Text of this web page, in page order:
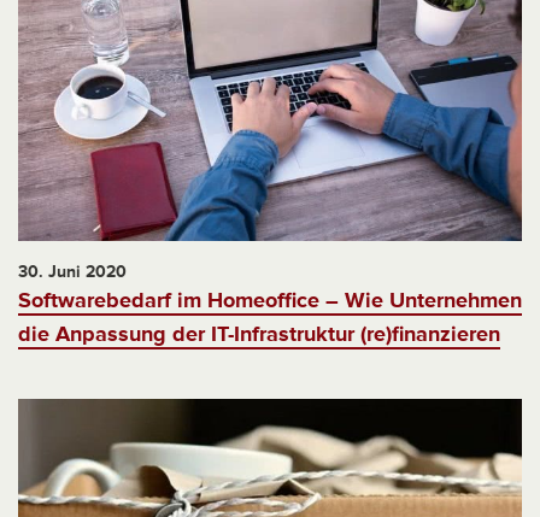
30. Juni 2020
Softwarebedarf im Homeoffice – Wie Unternehmen
die Anpassung der IT-Infrastruktur (re)finanzieren